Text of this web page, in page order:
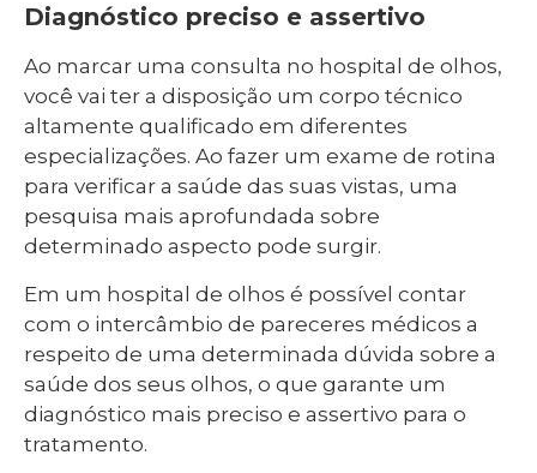
Diagnóstico preciso e assertivo
Ao marcar uma consulta no hospital de olhos,
você vai ter a disposição um corpo técnico
altamente qualificado em diferentes
especializações. Ao fazer um exame de rotina
para verificar a saúde das suas vistas, uma
pesquisa mais aprofundada sobre
determinado aspecto pode surgir.
Em um hospital de olhos é possível contar
com o intercâmbio de pareceres médicos a
respeito de uma determinada dúvida sobre a
saúde dos seus olhos, o que garante um
diagnóstico mais preciso e assertivo para o
tratamento.